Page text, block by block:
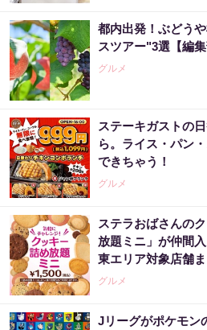
都内出発！ぶどう
スツアー"3選【編集
グルメ
ステーキガストの
ら。ライス・パン
できちゃう！
グルメ
ステラおばさんの
放題ミニ」が仲間
東エリア対象店舗ま
グルメ
Jリーグがポケモン